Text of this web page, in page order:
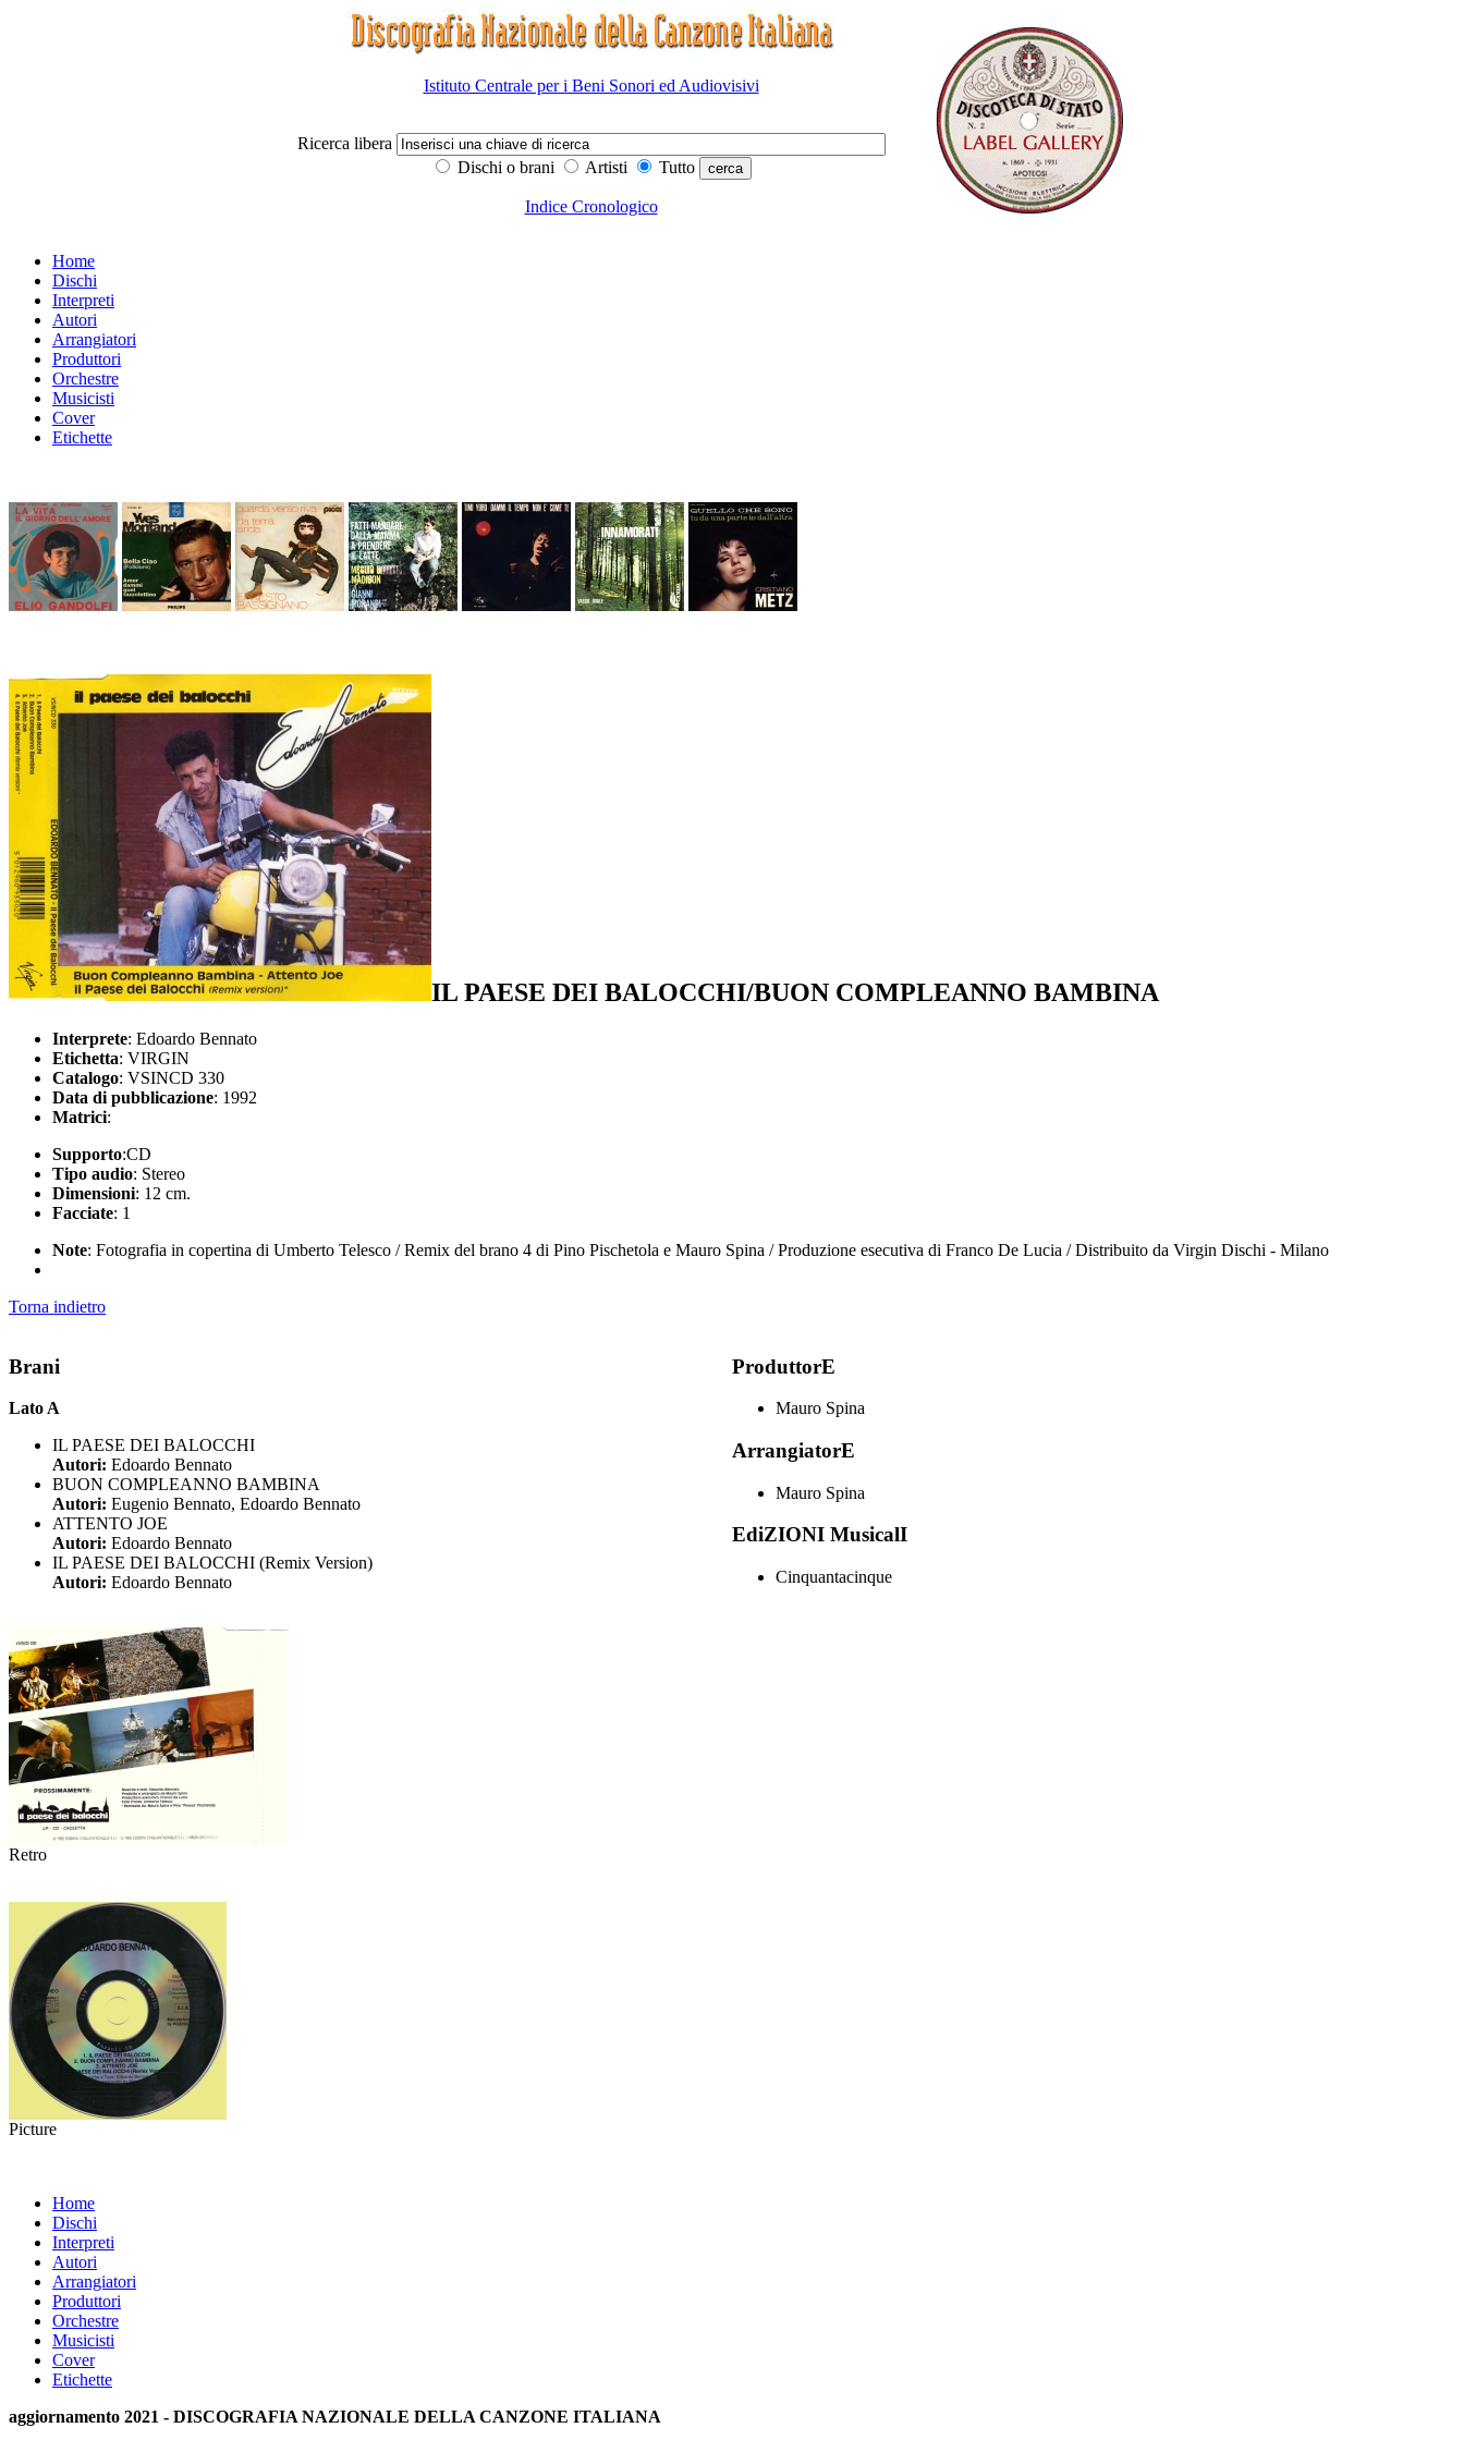
Istituto Centrale per i Beni Sonori ed Audiovisivi
Ricerca libera
Dischi o brani
Artisti Tutto
Indice Cronologico
Home
Dischi
Interpreti
Autori
Arrangiatori
Produttori
Orchestre
Musicisti
Cover
Etichette
IL PAESE DEI BALOCCHI/BUON COMPLEANNO BAMBINA
Interprete: Edoardo Bennato
Etichetta: VIRGIN
Catalogo: VSINCD 330
Data di pubblicazione: 1992
Matrici:
Supporto:CD
Tipo audio: Stereo
Dimensioni: 12 cm.
Facciate: 1
Note: Fotografia in copertina di Umberto Telesco / Remix del brano 4 di Pino Pischetola e Mauro Spina / Produzione esecutiva di Franco De Lucia / Distribuito da Virgin Dischi - Milano
Torna indietro
Brani
Lato A
IL PAESE DEI BALOCCHI
Autori: Edoardo Bennato
BUON COMPLEANNO BAMBINA
Autori: Eugenio Bennato, Edoardo Bennato
ATTENTO JOE
Autori: Edoardo Bennato
IL PAESE DEI BALOCCHI (Remix Version)
Autori: Edoardo Bennato
ProduttorE
Mauro Spina
ArrangiatorE
Mauro Spina
EdiZIONI MusicalI
Cinquantacinque
Retro
Picture
Home
Dischi
Interpreti
Autori
Arrangiatori
Produttori
Orchestre
Musicisti
Cover
Etichette
aggiornamento 2021 - DISCOGRAFIA NAZIONALE DELLA CANZONE ITALIANA